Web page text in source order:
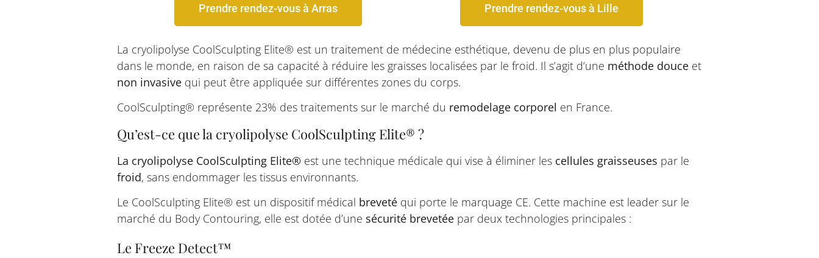
Prendre rendez-vous à Arras Prendre rendez-vous à Lille
La cryolipolyse CoolSculpting Elite® est un traitement de médecine esthétique, devenu de plus en plus populaire
dans le monde, en raison de sa capacité à réduire les graisses localisées par le froid. Il s’agit d’une méthode douce et
non invasive qui peut être appliquée sur différentes zones du corps.
CoolSculpting® représente 23% des traitements sur le marché du remodelage corporel en France.
Qu’est-ce que la cryolipolyse CoolSculpting Elite® ?
La cryolipolyse CoolSculpting Elite® est une technique médicale qui vise à éliminer les cellules graisseuses par le
froid, sans endommager les tissus environnants.
Le CoolSculpting Elite® est un dispositif médical breveté qui porte le marquage CE. Cette machine est leader sur le
marché du Body Contouring, elle est dotée d’une sécurité brevetée par deux technologies principales :
Le Freeze Detect™